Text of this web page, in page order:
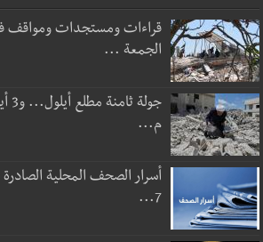
قراءات ومستجدات ومواقف
الجمعة ...
م...
أسرار الصحف المحلية
7...